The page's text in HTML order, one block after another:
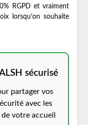
RGPD et vraiment
lorsqu’on souhaite
sécurisé
partager vos
avec les
votre accueil